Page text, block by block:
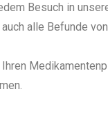
Besuch in
alle Befunde